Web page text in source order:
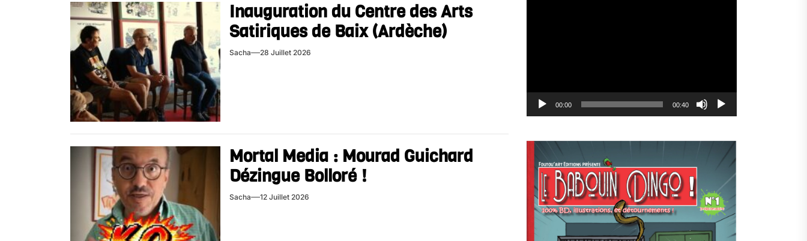
Inauguration du Centre des Arts
Satiriques de Baix (Ardèche)
Sacha 28 Juillet 2026
Mortal Media : Mourad Guichard
Dézingue Bolloré !
Sacha 12 Juillet 2026
00:00 00:40